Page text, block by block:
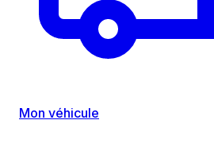
Mon véhicule